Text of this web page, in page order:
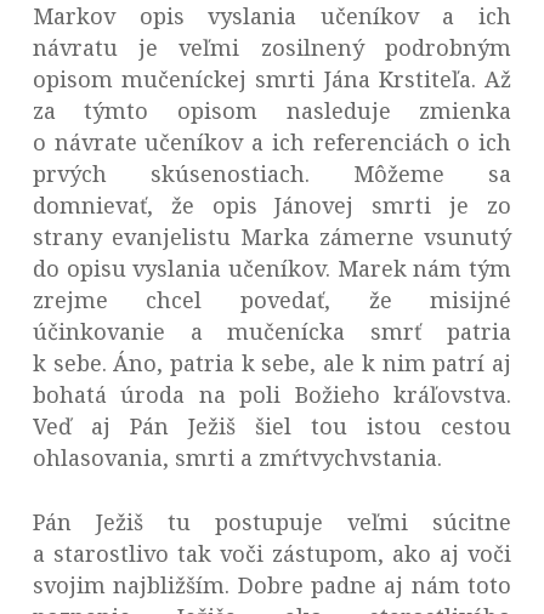
Markov opis vyslania učeníkov a ich
návratu je veľmi zosilnený podrobným
opisom mučeníckej smrti Jána Krstiteľa. Až
za týmto opisom nasleduje zmienka
o návrate učeníkov a ich referenciách o ich
prvých skúsenostiach. Môžeme sa
domnievať, že opis Jánovej smrti je zo
strany evanjelistu Marka zámerne vsunutý
do opisu vyslania učeníkov. Marek nám tým
zrejme chcel povedať, že misijné
účinkovanie a mučenícka smrť patria
k sebe. Áno, patria k sebe, ale k nim patrí aj
bohatá úroda na poli Božieho kráľovstva.
Veď aj Pán Ježiš šiel tou istou cestou
ohlasovania, smrti a zmŕtvychvstania.
Pán Ježiš tu postupuje veľmi súcitne
a starostlivo tak voči zástupom, ako aj voči
svojim najbližším. Dobre padne aj nám toto